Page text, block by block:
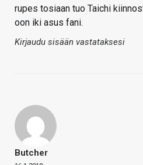
rupes tosiaan tuo Taichi
oon iki asus fani.
Kirjaudu sisään vastataksesi
Butcher